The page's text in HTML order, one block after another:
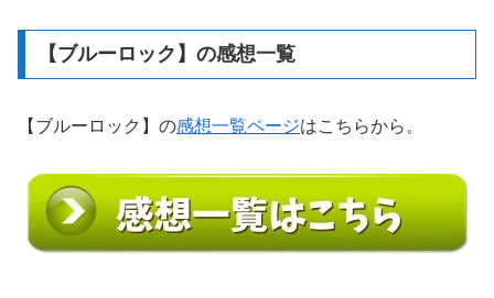
【ブルーロック】の感想一覧
【ブルーロック】の感想一覧ページはこちらから。